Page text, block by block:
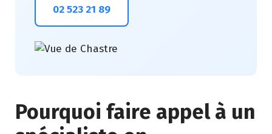
02 523 21 89
Pourquoi faire appel à un